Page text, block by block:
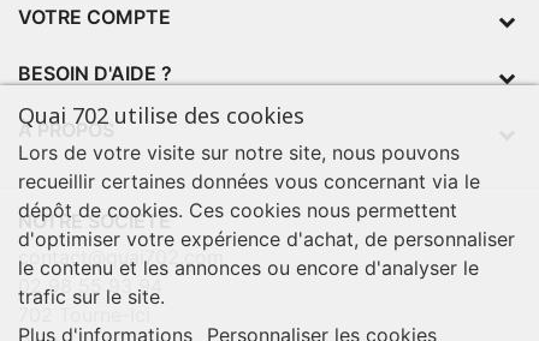
VOTRE COMPTE
BESOIN D'AIDE ?
À PROPOS
NOTRE SOCIÉTÉ
contact@quai702.com
02 98 55 93 94
Quai 702 utilise des cookies
Lors de votre visite sur notre site, nous pouvons
recueillir certaines données vous concernant via le
dépôt de cookies. Ces cookies nous permettent
d'optimiser votre expérience d'achat, de personnaliser
le contenu et les annonces ou encore d'analyser le
trafic sur le site.
Plus d'informations
Personnaliser les cookies